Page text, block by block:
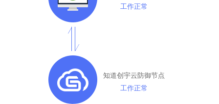
工作正常
知道创宇云防御节点
工作正常